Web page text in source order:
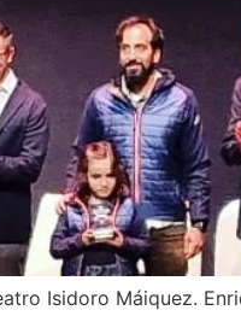
Isidoro Máiquez.